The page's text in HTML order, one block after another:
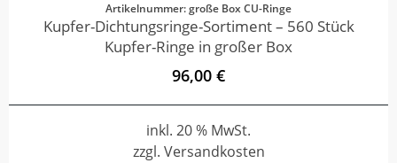
Artikelnummer: große Box CU-Ringe
Kupfer-Dichtungsringe-Sortiment – 560 Stück
Kupfer-Ringe in großer Box
96,00 €
inkl. 20 % MwSt.
zzgl. Versandkosten